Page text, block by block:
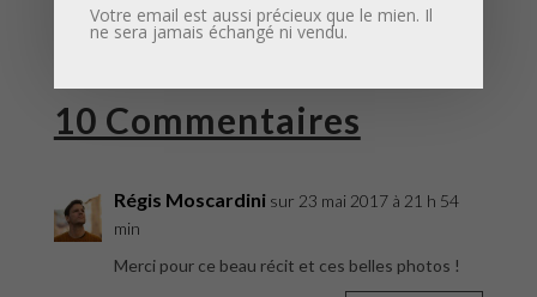
10 Commentaires
Régis Moscardini sur 23 mai 2017 à 21 h 54
min
Merci pour ce beau récit et ces belles photos !
Votre email est aussi précieux que le mien. Il
ne sera jamais échangé ni vendu.